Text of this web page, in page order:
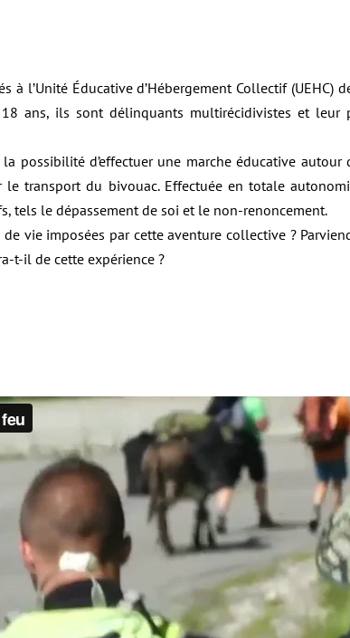
à l’Unité Éducative d’Hébergement Collectif
18 ans, ils sont délinquants multirécidivistes et
la possibilité d’effectuer une marche éducative
transport du bivouac. Effectuée en totale
tels le dépassement de soi et le non-renoncement.
de vie imposées par cette aventure collective ?
t-il de cette expérience ?